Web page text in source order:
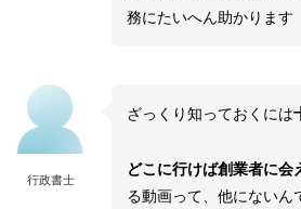
務にたいへん助かります
行政書士
ざっくり知っておくには
どこに行けば創業者に会
る動画って、他にないん